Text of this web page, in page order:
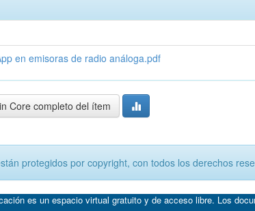
en emisoras de radio análoga.pdf
Core completo del ítem
protegidos por copyright, con todos los derechos
es un espacio virtual gratuito y de acceso libre. Los